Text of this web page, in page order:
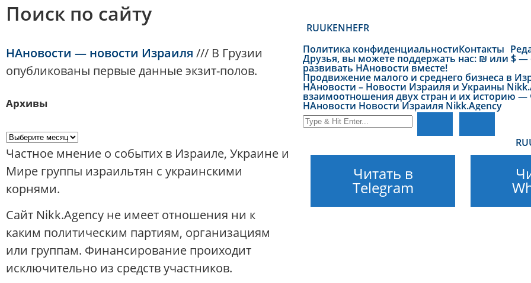
Поиск по сайту
RUUKENHEFR
НАновости — новости Израиля /// В Грузии
опубликованы первые данные экзит-полов.
Архивы
Частное мнение о событих в Израиле, Украине и
Мире группы израильтян с украинскими
корнями.
Сайт Nikk.Agency не имеет отношения ни к
каким политическим партиям, организациям
или группам. Финансирование проиходит
исключительно из средств участников.
Политика конфиденциальностиКонтакты
Друзья, вы можете поддержать нас: ₪ или $
развивать НАновости вместе!
Продвижение малого и среднего бизнеса в
НАновости – Новости Израиля и Украины
взаимоотношения двух стран и их историю —
НАновости Новости Израиля Nikk.Agency
RU
Читать в
Telegram